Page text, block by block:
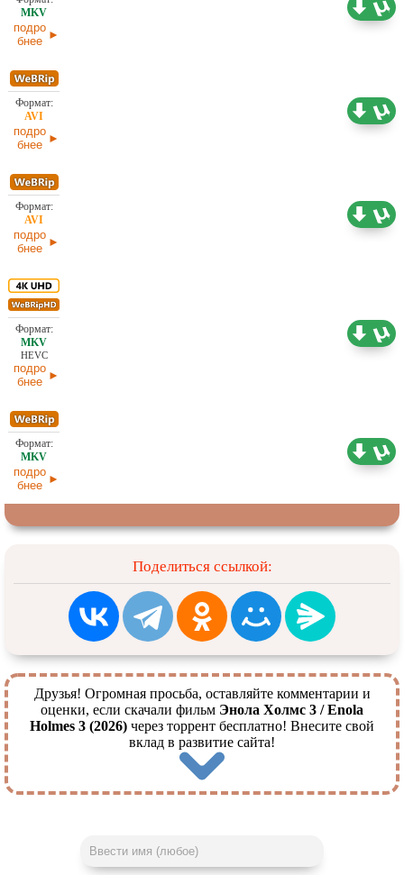
подро
бнее
подро
бнее
подро
бнее
HEVC
подро
бнее
подро
бнее
Поделиться ссылкой:
Друзья! Огромная просьба, оставляйте комментарии и
оценки, если скачали фильм Энола Холмс 3 / Enola
Holmes 3 (2026) через торрент бесплатно! Внесите свой
вклад в развитие сайта!